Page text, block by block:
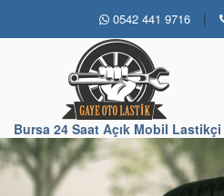
0542 441 9716 |
Bursa 24 Saat Açık Mobil Lastikçi